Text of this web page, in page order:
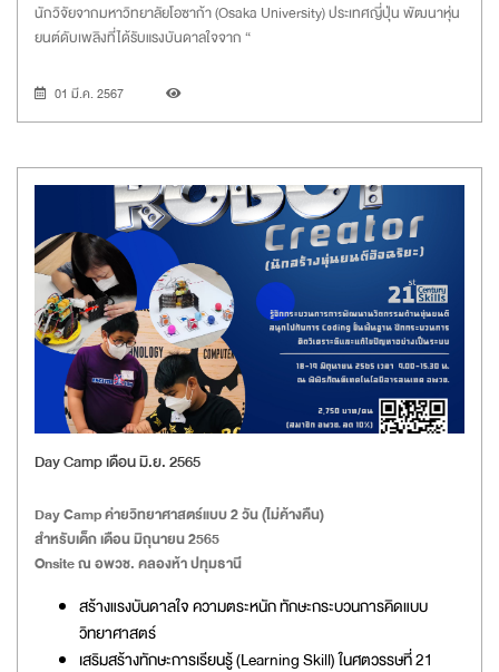
นักวิจัยจากมหาวิทยาลัยโอซาก้า(Osaka University) ประเทศญี่ปุ่น พัฒนาหุ่น
ยนต์ดับเพลิงที่ได้รับแรงบันดาลใจจาก “
01 มี.ค. 2567
Day Camp เดือน มิ.ย. 2565
Day Camp ค่ายวิทยาศาสตร์แบบ 2 วัน (ไม่ค้างคืน)
สำหรับเด็ก เดือน มิถุนายน 2565
Onsite ณ อพวช. คลองห้า ปทุมธานี
สร้างแรงบันดาลใจ ความตระหนัก ทักษะกระบวนการคิดแบบ
วิทยาศาสตร์
เสริมสร้างทักษะการเรียนรู้ (Learning Skill) ในศตวรรษที่ 21